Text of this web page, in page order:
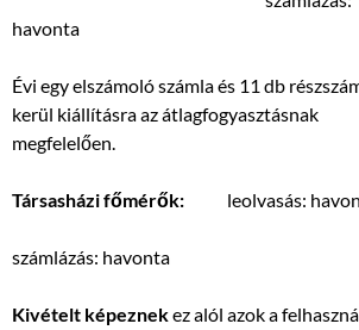
havonta
Évi egy elszámoló számla és 11 db
kerül kiállításra az átlagfogyasztásnak
megfelelően.
Társasházi főmérők: leolvasás:
számlázás: havonta
Kivételt képeznekez alól azok a